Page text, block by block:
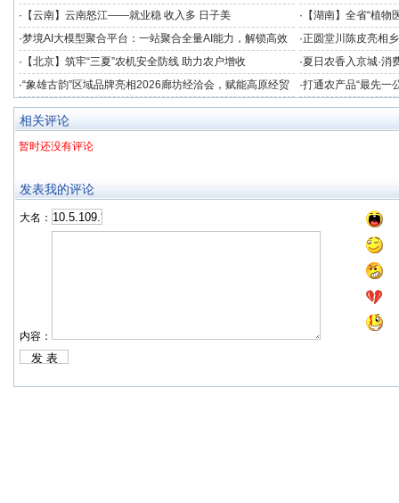
· 【云南】云南怒江——就业稳 收入多 日子美 · 【湖南】全省“植
竞技
·梦境AI大模型聚合平台：一站聚合全量AI能力，解锁高效
创作新境界
·正圆堂川陈皮亮相
注获群众点赞
· 【北京】筑牢“三夏”农机安全防线 助力农户增收 ·夏日农香入京城·
助农专场品鉴会在北
·“象雄古韵”区域品牌亮相2026廊坊经洽会，赋能高原经贸
协同发展
·打通农产品“最先一
业冷链中心落成
相关评论
暂时还没有评论
发表我的评论
大名：
内容：